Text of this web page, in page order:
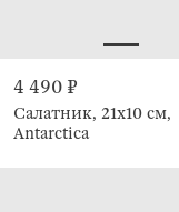
4 490 ₽
Салатник, 21х10 см,
Antarctica